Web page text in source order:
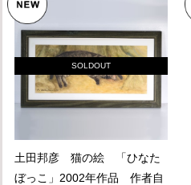
SOLDOUT
土田邦彦 猫の絵 「ひなた
ぼっこ」2002年作品 作者自